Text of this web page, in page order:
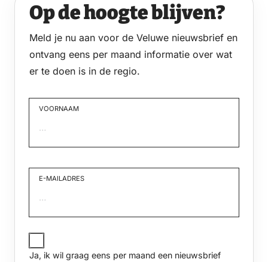
Op de hoogte blijven?
Meld je nu aan voor de Veluwe nieuwsbrief en
ontvang eens per maand informatie over wat
er te doen is in de regio.
VOORNAAM
E-MAILADRES
JA,
IK
WIL
Ja, ik wil graag eens per maand een nieuwsbrief